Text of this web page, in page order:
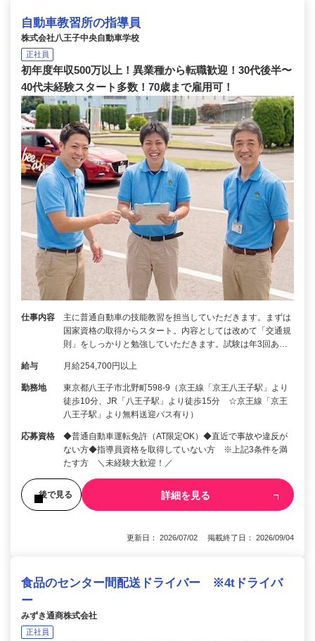
自動車教習所の指導員
株式会社八王子中央自動車学校
正社員
初年度年収500万以上！異業種から転職歓迎！30代後半〜
40代未経験スタート多数！70歳まで雇用可！
仕事内容
主に普通自動車の技能教習を担当していただきます。まずは
国家資格の取得からスタート。内容としては改めて「交通規
則」をしっかりと勉強していただきます。試験は年3回あ…
給与 月給254,700円以上
勤務地
東京都八王子市北野町598-9（京王線「京王八王子駅」より
徒歩10分、JR「八王子駅」より徒歩15分 ☆京王線「京王
八王子駅」より無料送迎バス有り）
応募資格
◆普通自動車運転免許（AT限定OK）◆直近で事故や違反が
ない方◆指導員資格を取得していない方 ※上記3条件を満
たす方 ＼未経験大歓迎！／
後で見る 詳細を見る
更新日： 2026/07/02 掲載終了日： 2026/09/04
食品のセンター間配送ドライバー ※4tドライバ
ー
みずき通商株式会社
正社員